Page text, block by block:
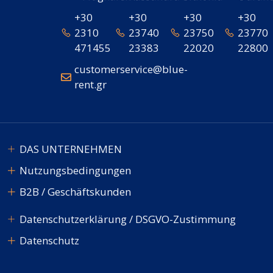
+30
2310
471455
customerservice@blue-
rent.gr
+30
23740
23383
+30
23750
22020
+30
23770
22800
DAS UNTERNEHMEN
Nutzungsbedingungen
B2B / Geschäftskunden
Datenschutzerklärung / DSGVO-Zustimmung
Datenschutz